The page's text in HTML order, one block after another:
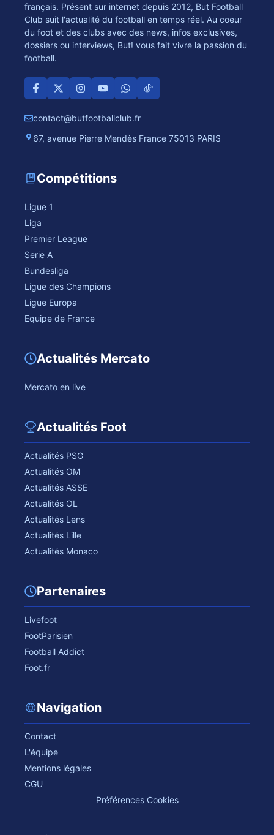
français. Présent sur internet depuis 2012, But Football
Club suit l'actualité du football en temps réel. Au coeur
du foot et des clubs avec des news, infos exclusives,
dossiers ou interviews, But! vous fait vivre la passion du
football.
contact@butfootballclub.fr
67, avenue Pierre Mendès France 75013 PARIS
Compétitions
Ligue 1
Liga
Premier League
Serie A
Bundesliga
Ligue des Champions
Ligue Europa
Equipe de France
Actualités Mercato
Mercato en live
Actualités Foot
Actualités PSG
Actualités OM
Actualités ASSE
Actualités OL
Actualités Lens
Actualités Lille
Actualités Monaco
Partenaires
Livefoot
FootParisien
Football Addict
Foot.fr
Navigation
Contact
L'équipe
Mentions légales
CGU
Préférences Cookies